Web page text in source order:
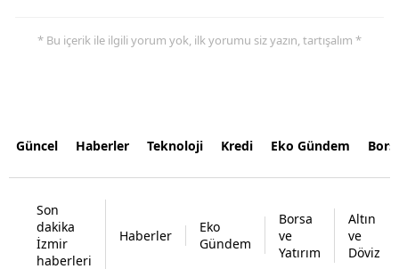
* Bu içerik ile ilgili yorum yok, ilk yorumu siz yazın, tartışalım *
Güncel Haberler Teknoloji Kredi Eko Gündem
Son
dakika
İzmir
haberleri
Haberler
Eko
Gündem
Borsa
ve
Yatırım
Altın
ve
Döviz